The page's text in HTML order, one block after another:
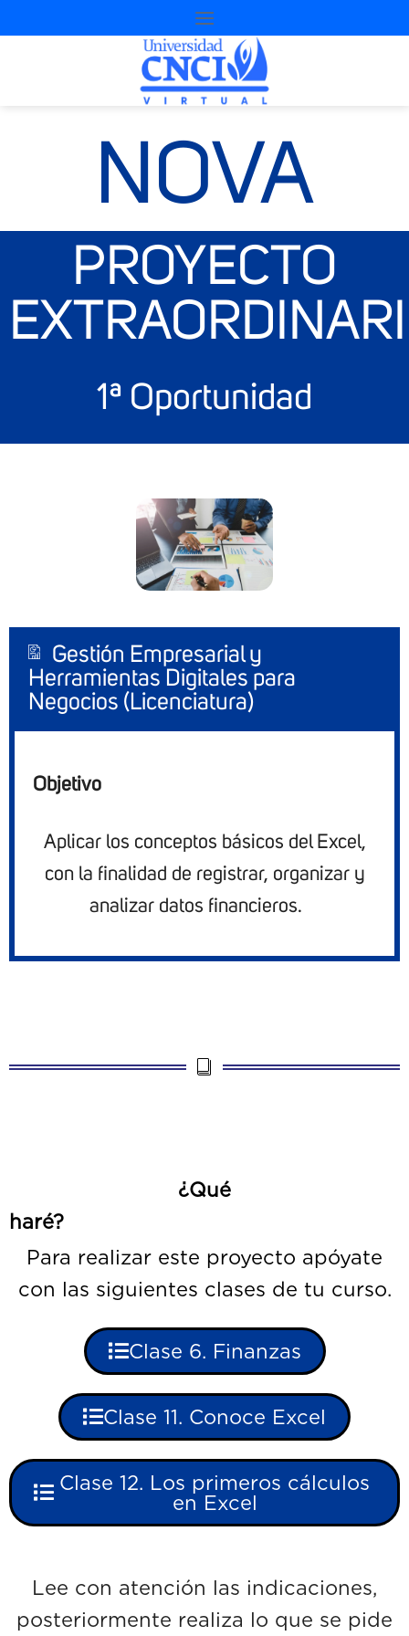
NOVA
PROYECTO
1ª Oportunidad
Gestión Empresarial y
Herramientas Digitales para
Negocios (Licenciatura)
Objetivo
Aplicar los conceptos básicos del Excel,
con la finalidad de registrar, organizar y
analizar datos financieros.
¿Qué
haré?
Para realizar este proyecto apóyate
con las siguientes clases de tu curso.
Clase 6. Finanzas
Clase 11. Conoce Excel
Clase 12. Los primeros cálculos
en Excel
Lee con atención las indicaciones,
posteriormente realiza lo que se pide